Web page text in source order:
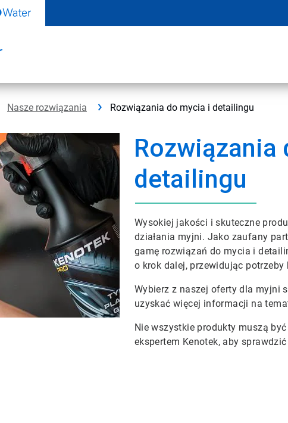
Nasze rozwiązania Rozwiązania do mycia i detailingu
Rozwiązania
detailingu
Wysokiej jakości i skuteczne
działania myjni. Jako zaufany
gamę rozwiązań do mycia i
o krok dalej, przewidując
Wybierz z naszej oferty dla myjni
uzyskać więcej informacji na
Nie wszystkie produkty muszą
ekspertem Kenotek, aby